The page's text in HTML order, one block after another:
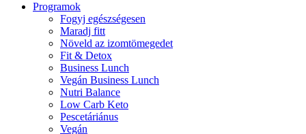
Programok
Fogyj egészségesen
Maradj fitt
Növeld az izomtömegedet
Fit & Detox
Business Lunch
Vegán Business Lunch
Nutri Balance
Low Carb Keto
Pescetáriánus
Vegán